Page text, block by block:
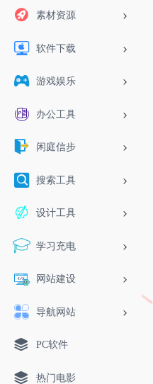
素材资源
软件下载
游戏娱乐
办公工具
闲庭信步
搜索工具
设计工具
学习充电
网站建设
导航网站
PC软件
热门电影